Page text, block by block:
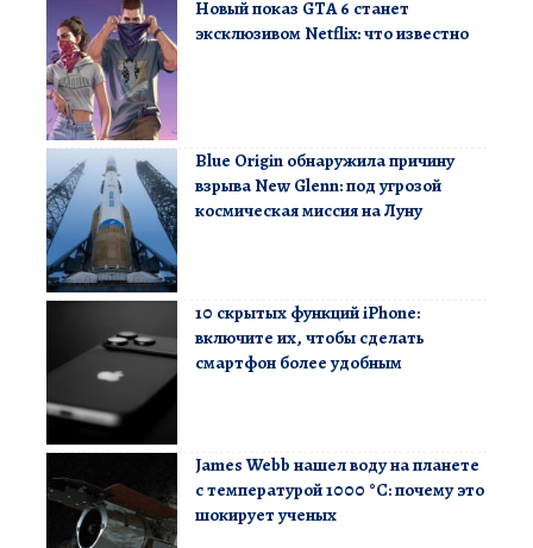
Новый показ GTA 6 станет
эксклюзивом Netflix: что известно
Blue Origin обнаружила причину
взрыва New Glenn: под угрозой
космическая миссия на Луну
10 скрытых функций iPhone:
включите их, чтобы сделать
смартфон более удобным
James Webb нашел воду на планете
с температурой 1000 °C: почему это
шокирует ученых